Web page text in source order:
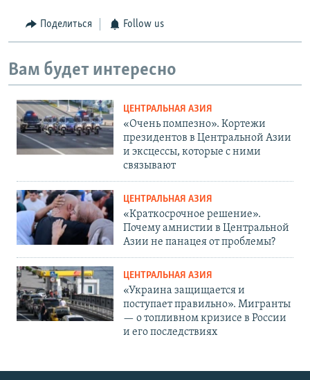
Поделиться Follow us
Вам будет интересно
ЦЕНТРАЛЬНАЯ АЗИЯ
«Очень помпезно». Кортежи
президентов в Центральной Азии
и эксцессы, которые с ними
связывают
ЦЕНТРАЛЬНАЯ АЗИЯ
«Краткосрочное решение».
Почему амнистии в Центральной
Азии не панацея от проблемы?
ЦЕНТРАЛЬНАЯ АЗИЯ
«Украина защищается и
поступает правильно». Мигранты
— о топливном кризисе в России
и его последствиях